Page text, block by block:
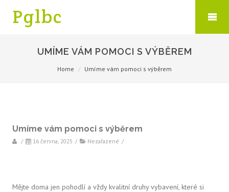
Pglbc
UMÍME VÁM POMOCI S VÝBĚREM
Home Umíme vám pomoci s výběrem
Umíme vám pomoci s výběrem
/ 16 června, 2025 / Nezařazené /
Mějte doma jen pohodlí a vždy kvalitní druhy vybavení, které si